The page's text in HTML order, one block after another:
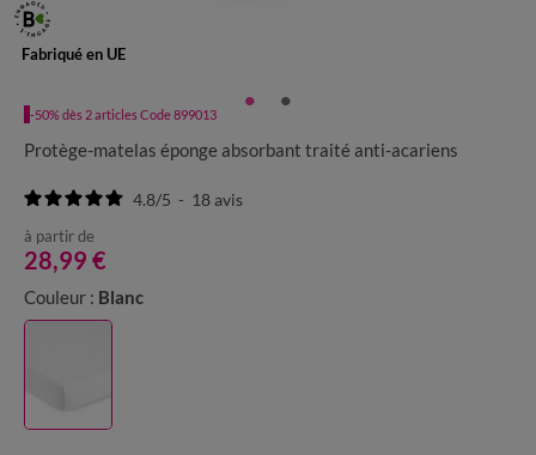
Fabriqué en UE
-50% dès 2 articles Code 899013
Protège-matelas éponge absorbant traité anti-acariens
4.8/5 - 18avis
à partir de
28,99 €
Couleur : Blanc